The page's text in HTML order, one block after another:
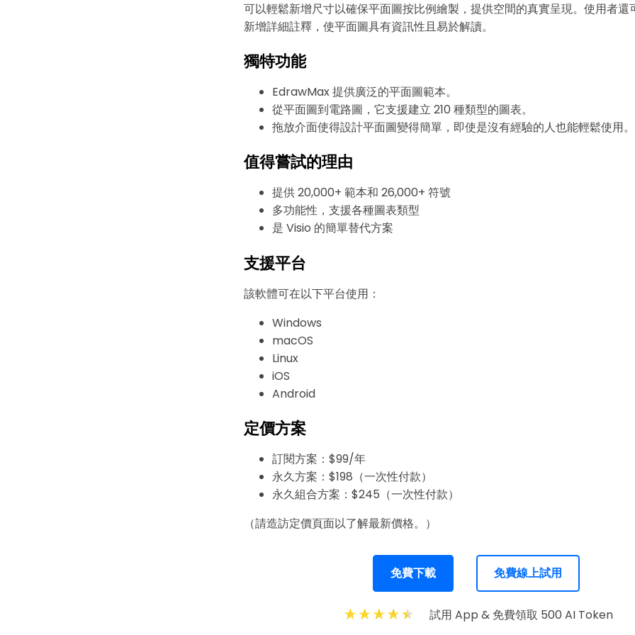
可以輕鬆新增尺寸以確保平面圖按比例繪製，提供空間的真實呈現。使用者還
新增詳細註釋，使平面圖具有資訊性且易於解讀。
獨特功能
EdrawMax 提供廣泛的平面圖範本。
從平面圖到電路圖，它支援建立 210 種類型的圖表。
拖放介面使得設計平面圖變得簡單，即使是沒有經驗的人也能輕鬆使用。
值得嘗試的理由
提供 20,000+ 範本和 26,000+ 符號
多功能性，支援各種圖表類型
是 Visio 的簡單替代方案
支援平台
該軟體可在以下平台使用：
Windows
macOS
Linux
iOS
Android
定價方案
訂閱方案：$99/年
永久方案：$198（一次性付款）
永久組合方案：$245（一次性付款）
（請造訪定價頁面以了解最新價格。）
免費下載 免費線上試用
試用 App & 免費領取 500 AI Token